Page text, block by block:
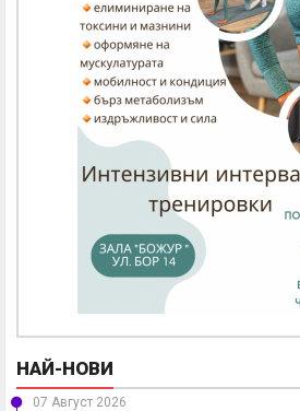
НАЙ-НОВИ
07 Август 2026